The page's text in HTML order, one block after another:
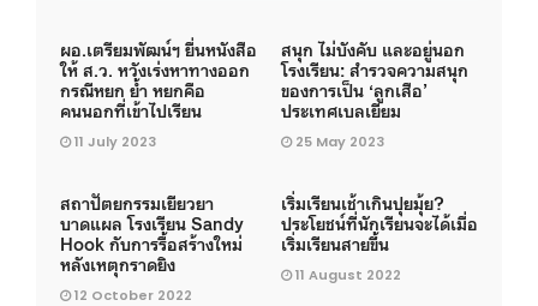
ผอ.เตรียมพัฒน์ฯ ยื่นหนังสือ
ให้ ส.ว. หวังเร่งหาทางออก
กรณีหยก ย้ำ หยกคือ
คนนอกที่เข้าไปเรียน
11 July 2023
สนุก ไม่บังคับ และอยู่นอก
โรงเรียน: สำรวจความสนุก
ของการเป็น ‘ลูกเสือ’
ประเทศเบลเยียม
25 May 2023
สถาปัตยกรรมเยียวยา
บาดแผล โรงเรียน Sandy
Hook กับการรื้อสร้างใหม่
หลังเหตุกราดยิง
12 October 2022
เริ่มเรียนเช้าเกินปุยมุ้ย?
ประโยชน์ที่นักเรียนจะได้เมื่อ
เริ่มเรียนสายขึ้น
11 August 2022